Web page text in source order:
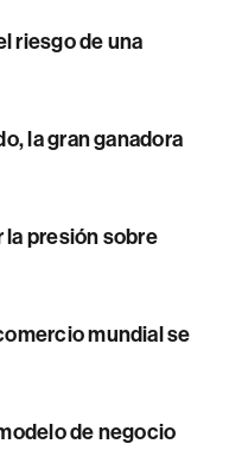
riesgo de una
la gran ganadora
presión sobre
mundial se
de negocio